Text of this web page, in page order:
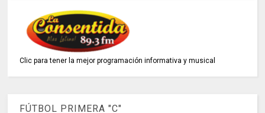
Clic para tener la mejor programación informativa y musical
FÚTBOL PRIMERA "C"